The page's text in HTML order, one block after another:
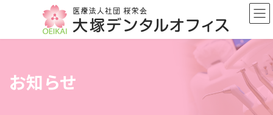
ン
ー
お知らせ